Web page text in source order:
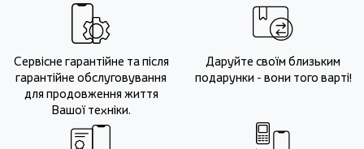
Сервісне гарантійне та після
гарантійне обслуговування
для продовження життя
Вашої техніки.
Даруйте своїм близьким
подарунки - вони того варті!